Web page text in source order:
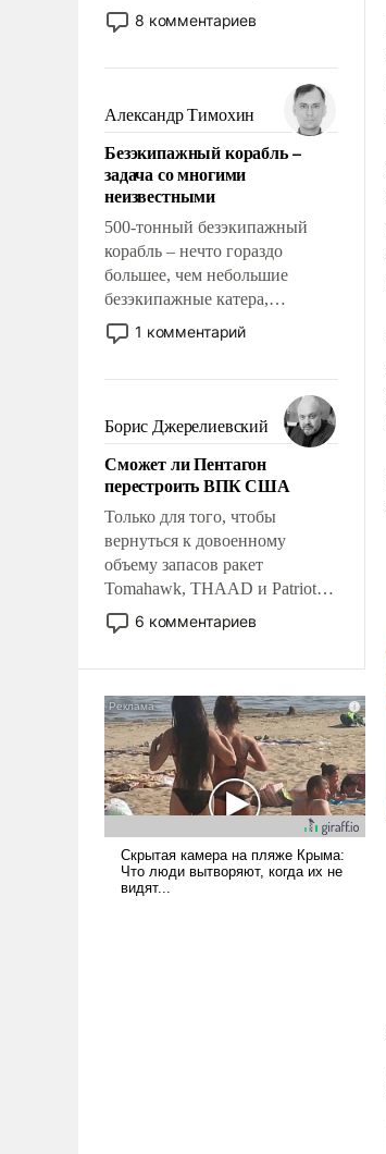
постепенно вытесняя и
отменяя традиционное
мужественным и твердым под
ударами судьбы, брать на себя
ответственность, помогать
слабым, идти вперед и
адаптироваться.
8 комментариев
Александр Тимохин
Безэкипажный корабль –
задача со многими
неизвестными
500-тонный безэкипажный
корабль – нечто гораздо
большее, чем небольшие
безэкипажные катера,
применение которых уже
стало обыденностью. Задача по
сложна и амбициозна. Однако
и ее реализация радикально
поднимет наши боевые
возможности.
1 комментарий
Борис Джерелиевский
Сможет ли Пентагон
перестроить ВПК США
Только для того, чтобы
вернуться к довоенному
объему запасов ракет
Tomahawk, THAAD и Patriot
США потребуется более трех
лет. Даже небольшая война с
Сложившаяся ситуация
означает многолетний период
уязвимости США, например,
перед Китаем.
6 комментариев